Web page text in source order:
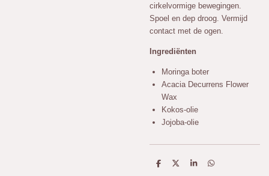
cirkelvormige bewegingen.
Spoel en dep droog. Vermijd
contact met de ogen.
Ingrediënten
Moringa boter
Acacia Decurrens Flower
Wax
Kokos-olie
Jojoba-olie
D
D
S
D